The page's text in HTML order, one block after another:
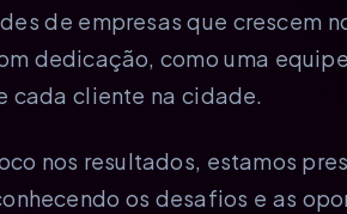
de empresas que crescem
dedicação, como uma
cada cliente na cidade.
nos resultados, estamos
os desafios e as